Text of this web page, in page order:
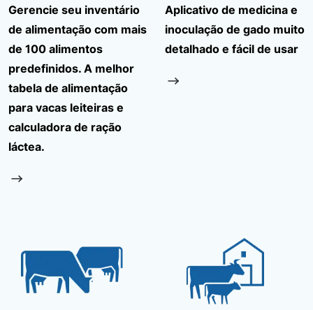
Gerencie seu inventário
de alimentação com mais
de 100 alimentos
predefinidos. A melhor
tabela de alimentação
para vacas leiteiras e
calculadora de ração
láctea.
Aplicativo de medicina e
inoculação de gado muito
detalhado e fácil de usar